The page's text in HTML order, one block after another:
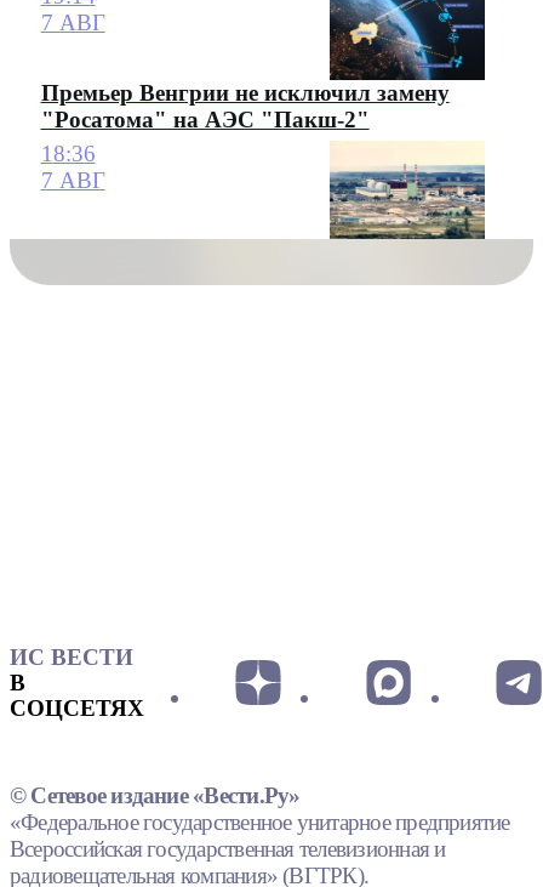
7 АВГ
Премьер Венгрии не исключил замену
"Росатома" на АЭС "Пакш-2"
18:36
7 АВГ
ИС ВЕСТИ
В
СОЦСЕТЯХ
© Сетевое издание «Вести.Ру»
«Федеральное государственное унитарное предприятие
Всероссийская государственная телевизионная и
радиовещательная компания» (ВГТРК).